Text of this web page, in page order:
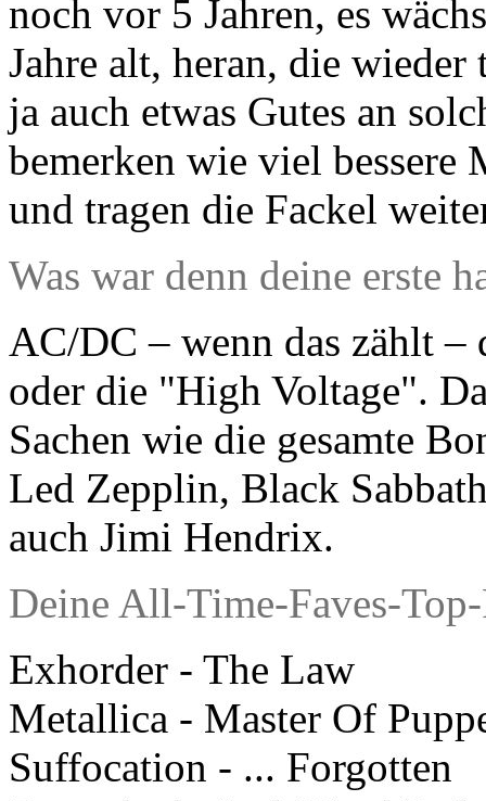
noch vor 5 Jahren, es
Jahre alt, heran, die
ja auch etwas Gutes an
bemerken wie viel
und tragen die Fackel
Was war denn deine erste
AC/DC – wenn das zählt
oder die "High Voltage".
Sachen wie die gesamte
Led Zepplin, Black
auch Jimi Hendrix.
Deine All-Time-Faves-
Exhorder - The Law
Metallica - Master Of
Suffocation - ... Forgotten